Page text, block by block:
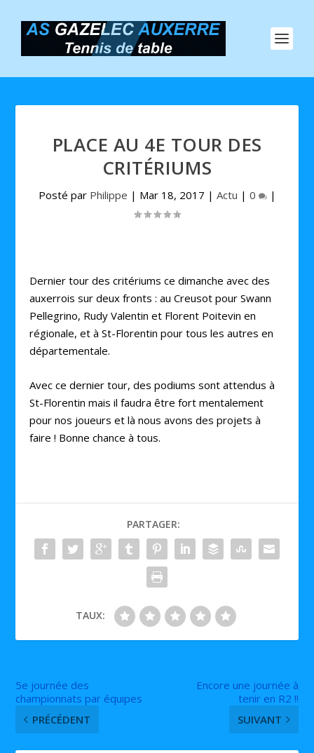
PLACE AU 4E TOUR DES
CRITÉRIUMS
Posté par Philippe | Mar 18, 2017 | Actu | 0 |
Dernier tour des critériums ce dimanche avec des
auxerrois sur deux fronts : au Creusot pour Swann
Pellegrino, Rudy Valentin et Florent Poitevin en
régionale, et à St-Florentin pour tous les autres en
départementale.
Avec ce dernier tour, des podiums sont attendus à
St-Florentin mais il faudra être fort mentalement
pour nos joueurs et là nous avons des projets à
faire ! Bonne chance à tous.
PARTAGER:
TAUX:
5e journée des
championnats par équipes
PRÉCÉDENT
Encore une journée à
tenir en R2 !!
SUIVANT